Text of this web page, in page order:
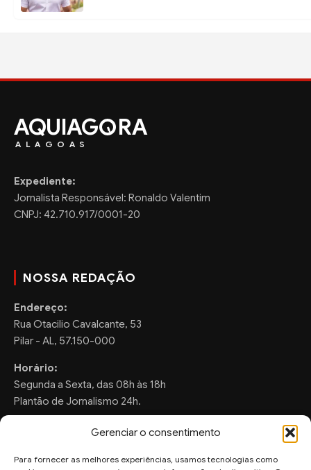
Gerenciar o consentimento
Para fornecer as melhores experiências, usamos tecnologias como
AQUIAG RA
ALAGOAS
Expediente:
Jornalista Responsável: Ronaldo Valentim
CNPJ: 42.710.917/0001-20
NOSSA REDAÇÃO
Endereço:
Rua Otacilio Cavalcante, 53
Pilar - AL, 57.150-000
Horário:
Segunda a Sexta, das 08h às 18h
Plantão de Jornalismo 24h.
FALE CONOSCO